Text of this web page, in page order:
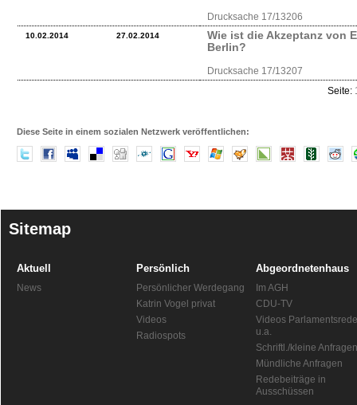
Drucksache 17/13206
10.02.2014 27.02.2014
Wie ist die Akzeptanz von
Berlin?
Drucksache 17/13207
Seite:
Diese Seite in einem sozialen Netzwerk veröffentlichen:
Sitemap
Aktuell
News
Persönlich
Persönlicher Werdegang
Katrin Vogel privat
Videos
Radiospots
Abgeordnetenhaus
Im AGH
CDU-TV
Videos
u.a.
Schriftl./kleine Anfragen
Mündliche Anfragen
Redebeiträge in
Ausschüssen